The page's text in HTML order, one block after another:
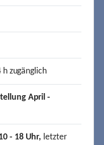
zugänglich
April -
- 18 Uhr, letzter